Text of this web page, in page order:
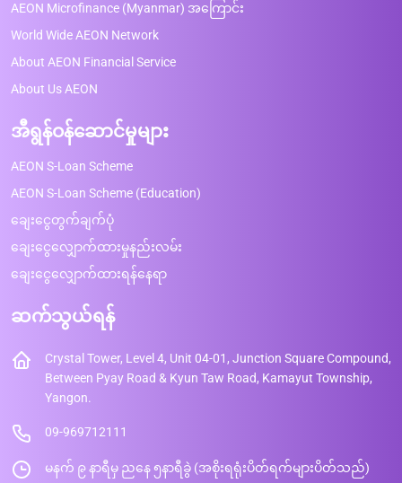
AEON Microfinance (Myanmar) အကြောင်း
World Wide AEON Network
About AEON Financial Service
About Us AEON
အီရွန်ဝန်ဆောင်မှုများ
AEON S-Loan Scheme
AEON S-Loan Scheme (Education)
ချေးငွေတွက်ချက်ပုံ
ချေးငွေလျှောက်ထားမှုနည်းလမ်း
ချေးငွေလျှောက်ထားရန်နေရာ
ဆက်သွယ်ရန်
Crystal Tower, Level 4, Unit 04-01, Junction Square Compound,
Between Pyay Road & Kyun Taw Road, Kamayut Township,
Yangon.
09-969712111
မနက် ၉ နာရီမှ ညနေ ၅နာရီခွဲ (အစိုးရရုံးပိတ်ရက်များပိတ်သည်)